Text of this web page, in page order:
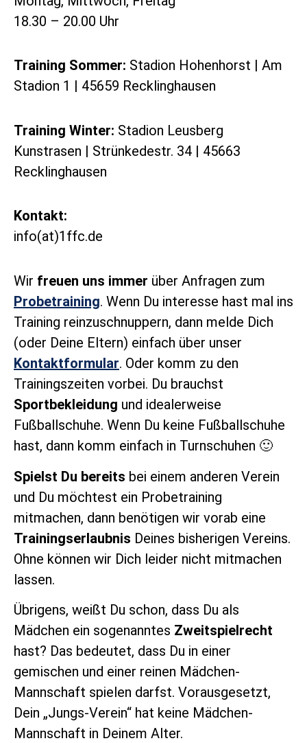
18.30 – 20.00 Uhr
Training Sommer: Stadion Hohenhorst | Am
Stadion 1 | 45659 Recklinghausen
Training Winter: Stadion Leusberg
Kunstrasen | Strünkedestr. 34 | 45663
Recklinghausen
Kontakt:
info(at)1ffc.de
Wir freuen uns immer über Anfragen zum
Probetraining. Wenn Du interesse hast mal ins
Training reinzuschnuppern, dann melde Dich
(oder Deine Eltern) einfach über unser
Kontaktformular. Oder komm zu den
Trainingszeiten vorbei. Du brauchst
Sportbekleidung und idealerweise
Fußballschuhe. Wenn Du keine Fußballschuhe
hast, dann komm einfach in Turnschuhen 🙂
Spielst Du bereits bei einem anderen Verein
und Du möchtest ein Probetraining
mitmachen, dann benötigen wir vorab eine
Trainingserlaubnis Deines bisherigen Vereins.
Ohne können wir Dich leider nicht mitmachen
lassen.
Übrigens, weißt Du schon, dass Du als
Mädchen ein sogenanntes Zweitspielrecht
hast? Das bedeutet, dass Du in einer
gemischen und einer reinen Mädchen-
Mannschaft spielen darfst. Vorausgesetzt,
Dein „Jungs-Verein“ hat keine Mädchen-
Mannschaft in Deinem Alter.